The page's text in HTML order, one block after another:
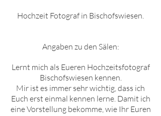
Hochzeit Fotograf in Bischofswiesen.
Angaben zu den Sälen:
Lernt mich als Eueren Hochzeitsfotograf
Bischofswiesen kennen.
Mir ist es immer sehr wichtig, dass ich
Euch erst einmal kennen lerne. Damit ich
eine Vorstellung bekomme, wie Ihr Euren